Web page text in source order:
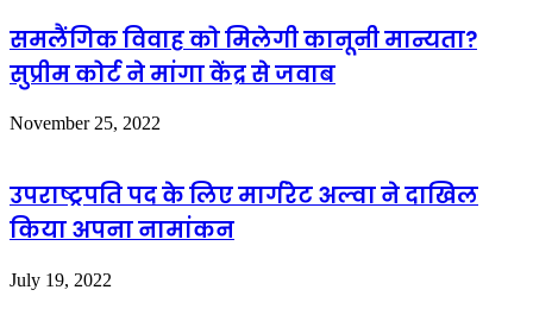
समलैंगिक विवाह को मिलेगी कानूनी मान्यता?
सुप्रीम कोर्ट ने मांगा केंद्र से जवाब
November 25, 2022
उपराष्ट्रपति पद के लिए मार्गरेट अल्वा ने दाखिल
किया अपना नामांकन
July 19, 2022